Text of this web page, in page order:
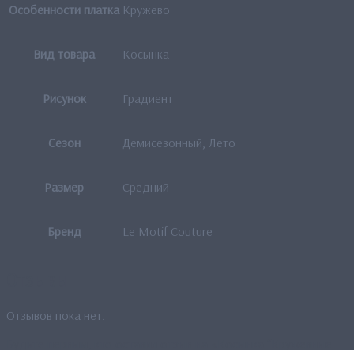
Особенности платка Кружево
Вид товара Косынка
Рисунок Градиент
Сезон Демисезонный, Лето
Размер Средний
Бренд Le Motif Couture
Отзывов пока нет.